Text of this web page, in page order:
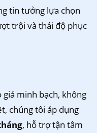
tin tưởng lựa chọn
trội và thái độ phục
giá minh bạch, không
chúng tôi áp dụng
, hỗ trợ tận tâm